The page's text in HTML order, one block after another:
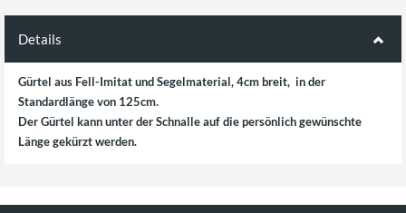
Details
Gürtel aus Fell-Imitat und Segelmaterial, 4cm breit, in der
Standardlänge von 125cm.
Der Gürtel kann unter der Schnalle auf die persönlich gewünschte
Länge gekürzt werden.